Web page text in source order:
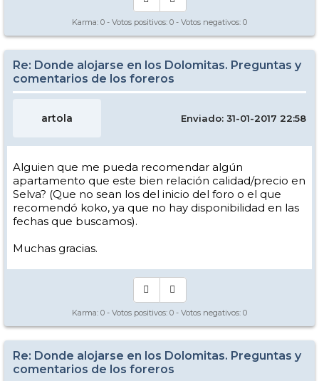
Karma: 0 - Votos positivos: 0 - Votos negativos: 0
Re: Donde alojarse en los Dolomitas. Preguntas y
comentarios de los foreros
artola Enviado: 31-01-2017 22:58
Alguien que me pueda recomendar algún
apartamento que este bien relación calidad/precio en
Selva? (Que no sean los del inicio del foro o el que
recomendó koko, ya que no hay disponibilidad en las
fechas que buscamos).
Muchas gracias.
Karma: 0 - Votos positivos: 0 - Votos negativos: 0
Re: Donde alojarse en los Dolomitas. Preguntas y
comentarios de los foreros